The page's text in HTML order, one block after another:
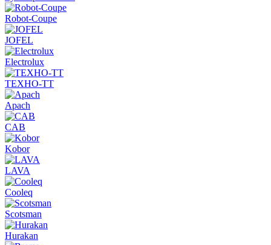
Robot-Coupe
JOFEL
Electrolux
ТЕХНО-ТТ
Apach
CAB
Kobor
LAVA
Cooleq
Scotsman
Hurakan